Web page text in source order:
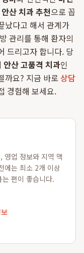
안산 치과 추천으로 꼽
났다고 해서 관계가
관리를 통해 환자의
드리고자 합니다. 당
안산 고품격 치과인
까요? 지금 바로 상담
경험해 보세요.
영업 정보와 지역 맥
에는 최소 2개 이상
편이 좋습니다.